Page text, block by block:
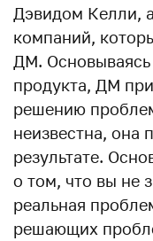
Дэвидом Келли,
компаний,
ДМ.
продукта, ДМ
решению
неизвестна, она
результате.
о том, что вы не
реальная
решающих